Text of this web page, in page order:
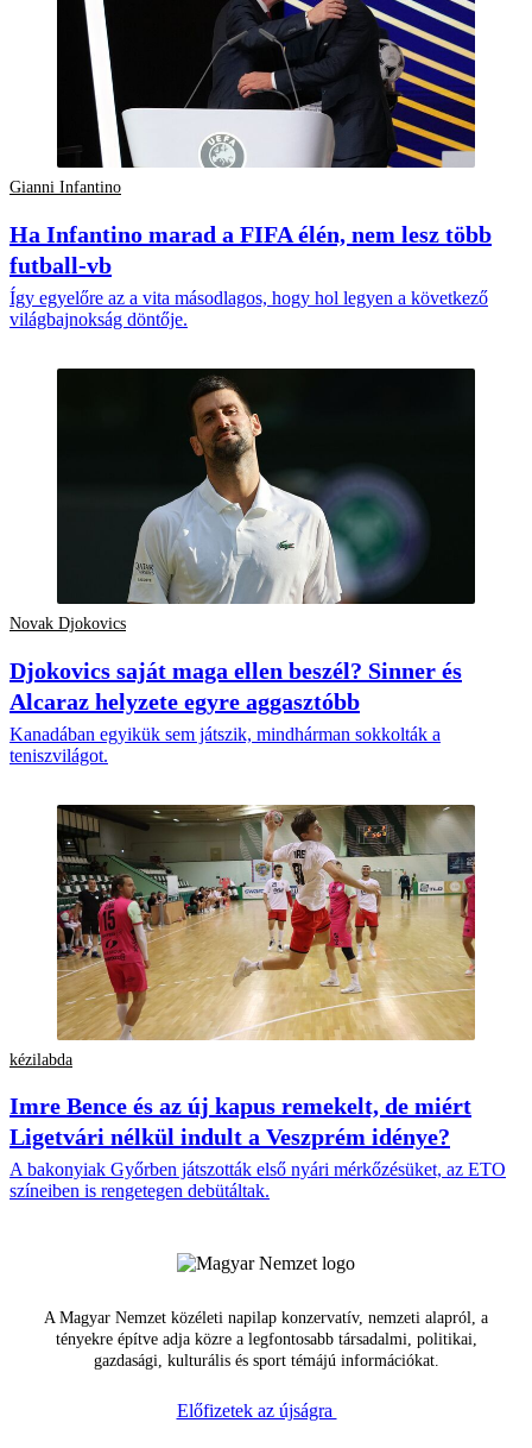
Gianni Infantino
Ha Infantino marad a FIFA élén, nem lesz több
futball-vb
Így egyelőre az a vita másodlagos, hogy hol legyen a következő
világbajnokság döntője.
Novak Djokovics
Djokovics saját maga ellen beszél? Sinner és
Alcaraz helyzete egyre aggasztóbb
Kanadában egyikük sem játszik, mindhárman sokkolták a
teniszvilágot.
kézilabda
Imre Bence és az új kapus remekelt, de miért
Ligetvári nélkül indult a Veszprém idénye?
A bakonyiak Győrben játszották első nyári mérkőzésüket, az ETO
színeiben is rengetegen debütáltak.
A Magyar Nemzet közéleti napilap konzervatív, nemzeti alapról, a
tényekre építve adja közre a legfontosabb társadalmi, politikai,
gazdasági, kulturális és sport témájú információkat.
Előfizetek az újságra